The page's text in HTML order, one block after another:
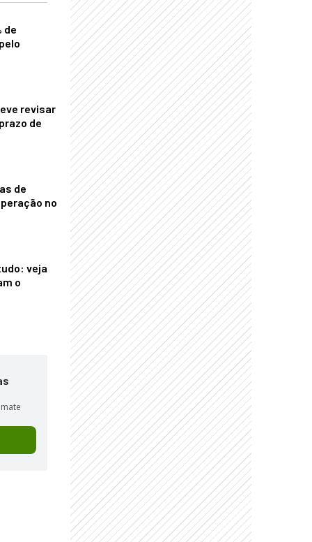
de
revisar
de
de
no
veja
o